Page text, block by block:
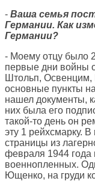
- Ваша семья
Германии. Как
Германии?
- Моему отцу было
первые дни войны
Штольп, Освенцим,
основные пункты
нашел документы,
них была его
такой-то день он
эту 1 рейхсмарку.
страницы из
февраля 1944 года
военнопленных.
Ющенко, на груди